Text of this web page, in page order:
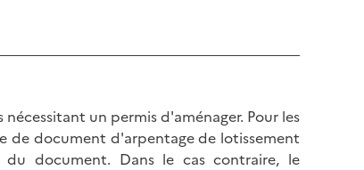
un permis d'aménager. Pour les
de document d'arpentage de lotissement
document. Dans le cas contraire, le